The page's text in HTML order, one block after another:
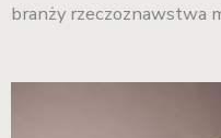
branży rzeczoznawstwa